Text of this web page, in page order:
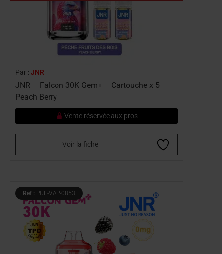
Par : JNR
JNR – Falcon 30K Gem+ – Cartouche x 5 –
Peach Berry
Vente réservée aux pros
Voir la fiche
Ref : PUF-VAP-0853